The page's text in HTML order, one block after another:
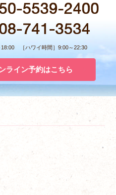
18:00 ［ハワイ時間］9:00～22:30
ライン予約はこちら